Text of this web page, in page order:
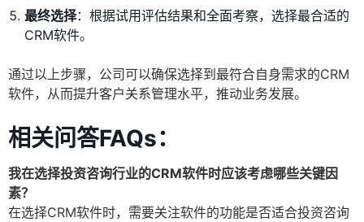
最终选择：根据试用评估结果和全面考察，选择最合适的
CRM软件。
通过以上步骤，公司可以确保选择到最符合自身需求的CRM
软件，从而提升客户关系管理水平，推动业务发展。
相关问答FAQs：
我在选择投资咨询行业的CRM软件时应该考虑哪些关键因
素？
在选择CRM软件时，需要关注软件的功能是否适合投资咨询